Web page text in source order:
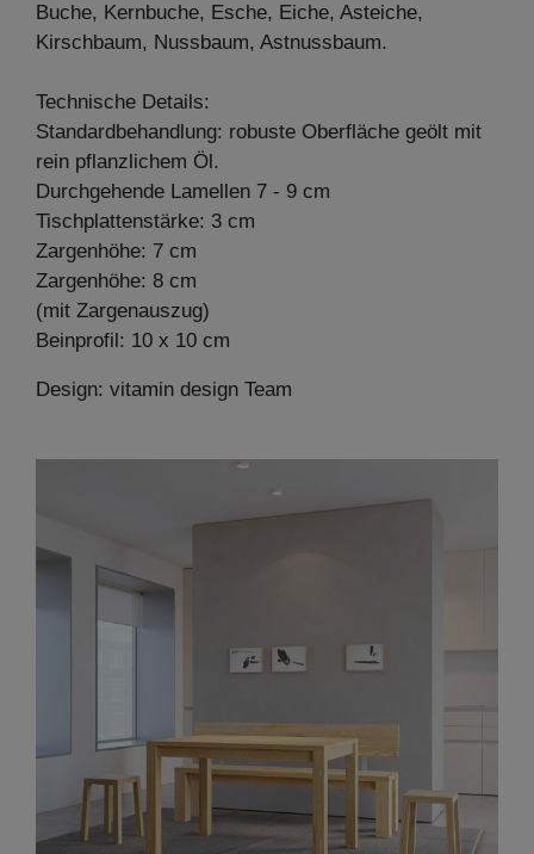
Buche, Kernbuche, Esche, Eiche, Asteiche,
Kirschbaum, Nussbaum, Astnussbaum.
Technische Details:
Standardbehandlung: robuste Oberfläche geölt mit
rein pflanzlichem Öl.
Durchgehende Lamellen 7 - 9 cm
Tischplattenstärke: 3 cm
Zargenhöhe: 7 cm
Zargenhöhe: 8 cm
(mit Zargenauszug)
Beinprofil: 10 x 10 cm
Design: vitamin design Team